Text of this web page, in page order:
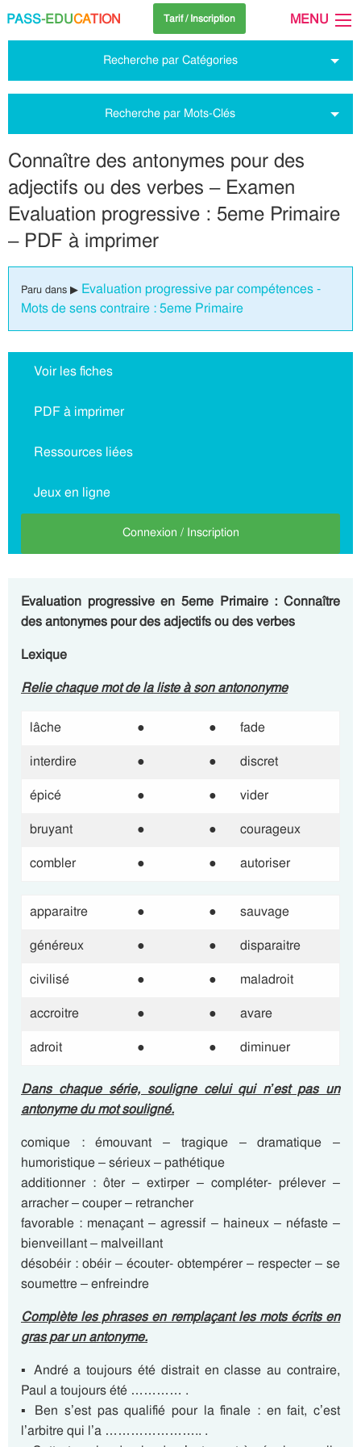
PASS-EDUCATION Tarif / Inscription MENU
Recherche par Catégories
Recherche par Mots-Clés
Connaître des antonymes pour des
adjectifs ou des verbes – Examen
Evaluation progressive : 5eme Primaire
– PDF à imprimer
Paru dans ▶ Evaluation progressive par compétences -
Mots de sens contraire : 5eme Primaire
Voir les fiches
PDF à imprimer
Ressources liées
Jeux en ligne
Connexion / Inscription
Evaluation progressive en 5eme Primaire : Connaître
des antonymes pour des adjectifs ou des verbes
Lexique
Relie chaque mot de la liste à son antononyme
lâche ● ●
fade
interdire
● ●
discret
épicé
● ●
vider
bruyant
● ●
courageux
combler
● ● autoriser
apparaitre ● ●
sauvage
généreux
● ●
disparaitre
civilisé
● ●
maladroit
accroitre
● ●
avare
adroit
● ● diminuer
Dans chaque série, souligne celui qui n’est pas un
antonyme du mot souligné.
comique : émouvant – tragique – dramatique –
humoristique – sérieux – pathétique
additionner : ôter – extirper – compléter- prélever –
arracher – couper – retrancher
favorable : menaçant – agressif – haineux – néfaste –
bienveillant – malveillant
désobéir : obéir – écouter- obtempérer – respecter – se
soumettre – enfreindre
Complète les phrases en remplaçant les mots écrits en
gras par un antonyme.
▪ André a toujours été distrait en classe au contraire,
Paul a toujours été ………… .
▪ Ben s’est pas qualifié pour la finale : en fait, c’est
l’arbitre qui l’a ………………….. .